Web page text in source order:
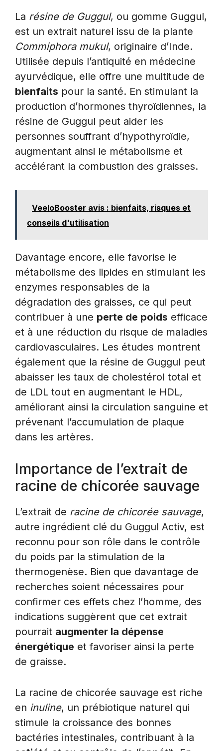
La résine de Guggul, ou gomme Guggul,
est un extrait naturel issu de la plante
Commiphora mukul, originaire d’Inde.
Utilisée depuis l’antiquité en médecine
ayurvédique, elle offre une multitude de
bienfaits pour la santé. En stimulant la
production d’hormones thyroïdiennes, la
résine de Guggul peut aider les
personnes souffrant d’hypothyroïdie,
augmentant ainsi le métabolisme et
accélérant la combustion des graisses.
VeeloBooster avis : bienfaits, risques et
conseils d'utilisation
Davantage encore, elle favorise le
métabolisme des lipides en stimulant les
enzymes responsables de la
dégradation des graisses, ce qui peut
contribuer à une perte de poids efficace
et à une réduction du risque de maladies
cardiovasculaires. Les études montrent
également que la résine de Guggul peut
abaisser les taux de cholestérol total et
de LDL tout en augmentant le HDL,
améliorant ainsi la circulation sanguine et
prévenant l’accumulation de plaque
dans les artères.
Importance de l’extrait de
racine de chicorée sauvage
L’extrait de racine de chicorée sauvage,
autre ingrédient clé du Guggul Activ, est
reconnu pour son rôle dans le contrôle
du poids par la stimulation de la
thermogenèse. Bien que davantage de
recherches soient nécessaires pour
confirmer ces effets chez l’homme, des
indications suggèrent que cet extrait
pourrait augmenter la dépense
énergétique et favoriser ainsi la perte
de graisse.
La racine de chicorée sauvage est riche
en inuline, un prébiotique naturel qui
stimule la croissance des bonnes
bactéries intestinales, contribuant à la